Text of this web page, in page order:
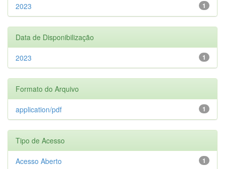
1
2023
Data de Disponibilização
1
2023
Formato do Arquivo
1
application/pdf
Tipo de Acesso
1
Acesso Aberto